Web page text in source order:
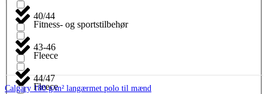
Fitness- og sportstilbehør
Fleece
Fleece
40/44
43-46
44/47
Calgary 180 g/m² langærmet polo til mænd